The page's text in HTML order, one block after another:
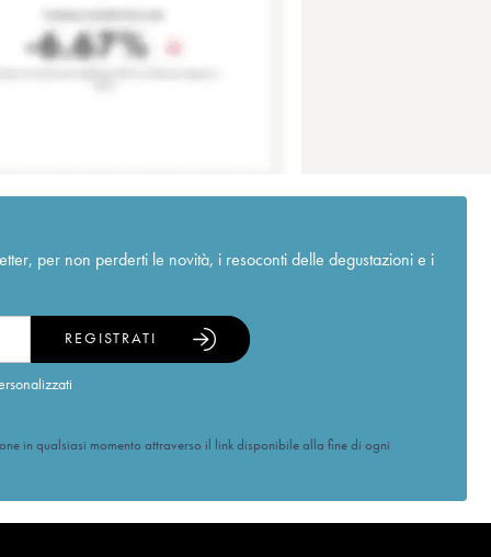
per non perderti le novità, i resoconti delle degustazioni e i
REGISTRATI
in qualsiasi momento attraverso il link disponibile alla fine di ogni